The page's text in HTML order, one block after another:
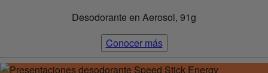
Desodorante en Aerosol, 91g
Conocer más